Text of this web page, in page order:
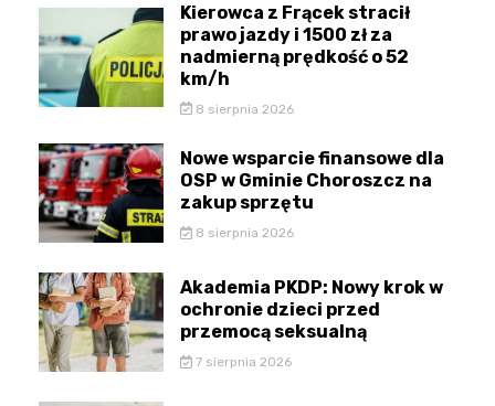
Kierowca z Frącek stracił
prawo jazdy i 1500 zł za
nadmierną prędkość o 52
km/h
8 sierpnia 2026
Nowe wsparcie finansowe dla
OSP w Gminie Choroszcz na
zakup sprzętu
8 sierpnia 2026
Akademia PKDP: Nowy krok w
ochronie dzieci przed
przemocą seksualną
7 sierpnia 2026